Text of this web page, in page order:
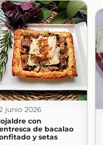
junio 2026
con
de bacalao
y setas